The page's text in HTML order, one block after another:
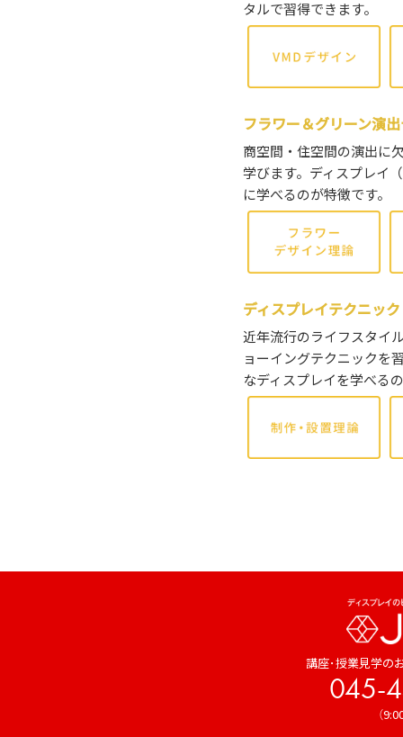
タルで習得できます。
フラワー＆グリーン演
商空間・住空間の演出に
学びます。ディスプレイ
に学べるのが特徴です。
ディスプレイテクニック
近年流行のライフスタイ
ョーイングテクニックを
なディスプレイを学べる
講座･授業見学の
045-
（